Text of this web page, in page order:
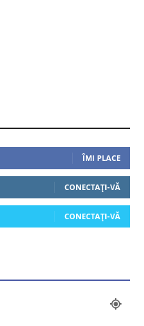
ÎMI PLACE
CONECTAȚI-VĂ
CONECTAȚI-VĂ